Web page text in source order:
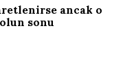
ancak o
sonu